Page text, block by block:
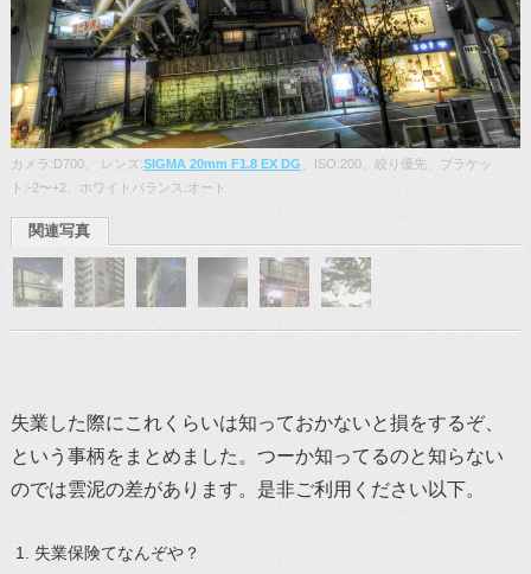
カメラ:D700、 レンズ:SIGMA 20mm F1.8 EX DG 、ISO:200、絞り優先、ブラケッ
ト:-2〜+2、ホワイトバランス:オート
関連写真
失業した際にこれくらいは知っておかないと損をするぞ、
という事柄をまとめました。つーか知ってるのと知らない
のでは雲泥の差があります。是非ご利用ください以下。
失業保険てなんぞや？